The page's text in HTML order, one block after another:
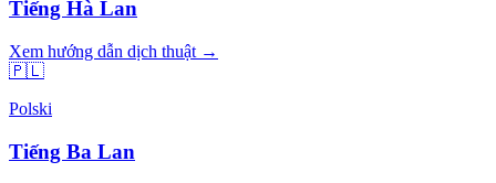
Tiếng Hà Lan
Xem hướng dẫn dịch thuật →
🇵🇱
Polski
Tiếng Ba Lan